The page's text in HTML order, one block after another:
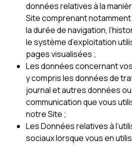
données relatives à la
Site comprenant
la durée de navigation,
le système d’exploitation
pages visualisées ;
Les données concernant
y compris les données de
journal et autres données
communication que vous
notre Site ;
Les Données relatives à
sociaux lorsque vous en